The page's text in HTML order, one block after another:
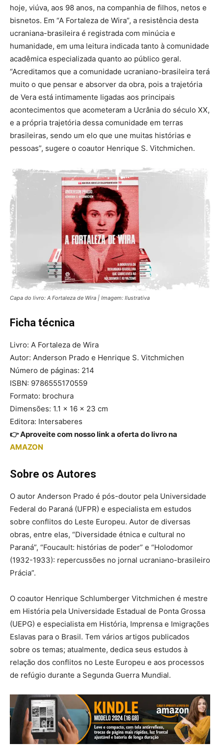
hoje, viúva, aos 98 anos, na companhia de filhos, netos e
bisnetos. Em “A Fortaleza de Wira”, a resistência desta
ucraniana-brasileira é registrada com minúcia e
humanidade, em uma leitura indicada tanto à comunidade
acadêmica especializada quanto ao público geral.
“Acreditamos que a comunidade ucraniano-brasileira terá
muito o que pensar e absorver da obra, pois a trajetória
de Vera está intimamente ligadas aos principais
acontecimentos que acometeram a Ucrânia do século XX,
e a própria trajetória dessa comunidade em terras
brasileiras, sendo um elo que une muitas histórias e
pessoas”, sugere o coautor Henrique S. Vitchmichen.
Capa do livro: A Fortaleza de Wira | Imagem: Ilustrativa
Ficha técnica
Livro: A Fortaleza de Wira
Autor: Anderson Prado e Henrique S. Vitchmichen
Número de páginas: 214
ISBN: 9786555170559
Formato: brochura
Dimensões: 1.1 × 16 × 23 cm
Editora: Intersaberes
👉 Aproveite com nosso link a oferta do livro na
AMAZON
Sobre os Autores
O autor Anderson Prado é pós-doutor pela Universidade
Federal do Paraná (UFPR) e especialista em estudos
sobre conflitos do Leste Europeu. Autor de diversas
obras, entre elas, “Diversidade étnica e cultural no
Paraná”, “Foucault: histórias de poder” e “Holodomor
(1932-1933): repercussões no jornal ucraniano-brasileiro
Prácia”.
O coautor Henrique Schlumberger Vitchmichen é mestre
em História pela Universidade Estadual de Ponta Grossa
(UEPG) e especialista em História, Imprensa e Imigrações
Eslavas para o Brasil. Tem vários artigos publicados
sobre os temas; atualmente, dedica seus estudos à
relação dos conflitos no Leste Europeu e aos processos
de refúgio durante a Segunda Guerra Mundial.